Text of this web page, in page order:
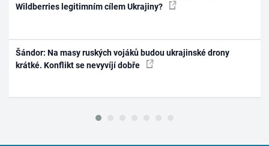
Wildberries legitimním cílem Ukrajiny?
Šándor: Na masy ruských vojáků budou ukrajinské drony
krátké. Konflikt se nevyvíjí dobře